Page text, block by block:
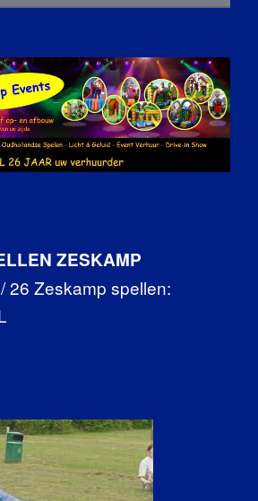
ZESKAMP
/ 26 Zeskamp spellen: